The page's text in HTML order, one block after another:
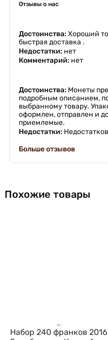
Отзывы о нас
Достоинства: Хороший
быстрая доставка .
Недостатки: нет
Комментарий: нет
Достоинства: Монеты
подробным описанием,
выбранному товару.
оформлен, отправлен и
приемлемые.
Недостатки:
Больше отзывов
Похожие товары
Набор 240 франков 2016